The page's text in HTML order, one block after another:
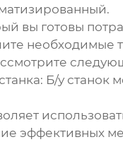
вы готовы
необходимые
: Б/у станок
эффективных